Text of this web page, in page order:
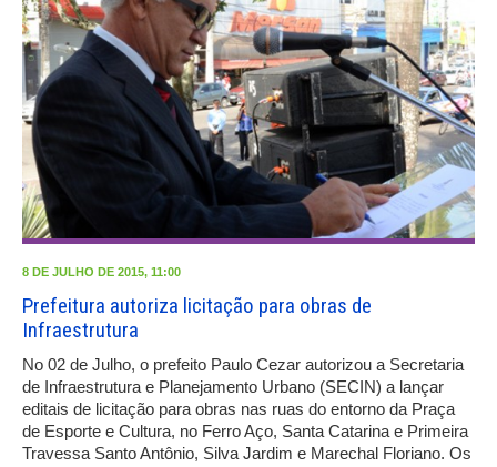
8 DE JULHO DE 2015, 11:00
Prefeitura autoriza licitação para obras de
Infraestrutura
No 02 de Julho, o prefeito Paulo Cezar autorizou a Secretaria
de Infraestrutura e Planejamento Urbano (SECIN) a lançar
editais de licitação para obras nas ruas do entorno da Praça
de Esporte e Cultura, no Ferro Aço, Santa Catarina e Primeira
Travessa Santo Antônio, Silva Jardim e Marechal Floriano. Os